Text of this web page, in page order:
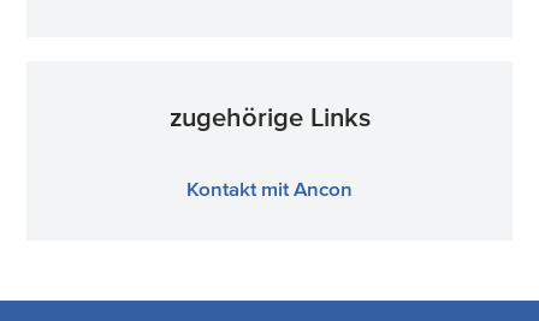
zugehörige Links
Kontakt mit Ancon